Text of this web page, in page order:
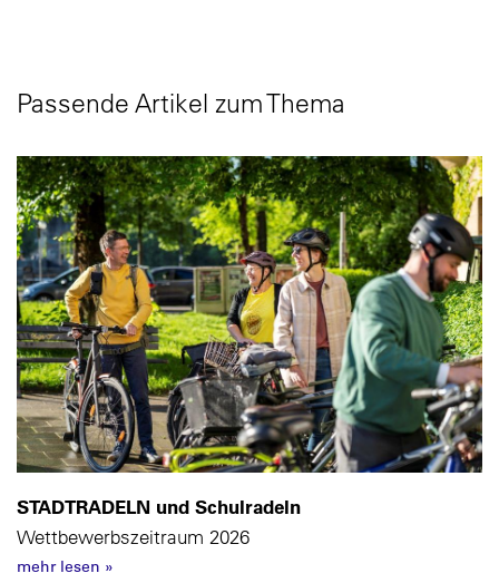
Passende Artikel zum Thema
STADTRADELN und Schulradeln
Wettbewerbszeitraum 2026
mehr lesen »